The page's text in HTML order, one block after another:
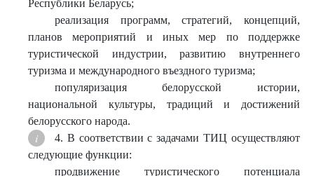
Республики Беларусь;
реализация программ, стратегий, концепций,
планов мероприятий и иных мер по поддержке
туристической индустрии, развитию внутреннего
туризма и международного въездного туризма;
популяризация белорусской истории,
национальной культуры, традиций и достижений
белорусского народа.
4. В соответствии с задачами ТИЦ осуществляют
следующие функции:
продвижение туристического потенциала